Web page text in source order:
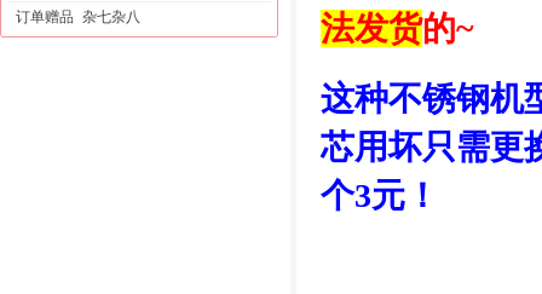
订单赠品 杂七杂八
法发货的~
这种不锈钢机
芯用坏只需更
个3元！